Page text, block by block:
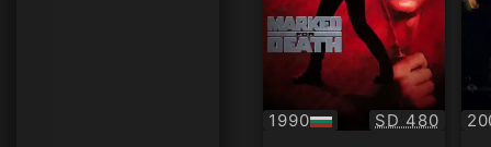
1990
БГ
Качество:
SD 480
БГ